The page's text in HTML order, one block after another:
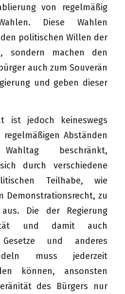
von regelmäßig
Diese Wahlen
politischen Willen der
sondern machen den
auch zum Souverän
und geben dieser
ist jedoch keineswegs
Abständen
beschränkt,
durch verschiedene
Teilhabe, wie
Demonstrationsrecht, zu
Die der Regierung
und damit auch
und anderes
muss jederzeit
können, ansonsten
des Bürgers nur